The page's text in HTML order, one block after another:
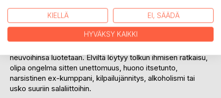
hän ei tahdo olla, mutta neuvoo kyllä mielellään. Elvi on
eläkeläinen ja asuu itsekseen omassa pienessä torpassaan.
Hän on intohimoinen puutarhaharrastaja, eläinystävä ja
maailmanmatkaaja. Elvillä on laaja tuttavapiiri harrastustensa
neuvoihinsa luotetaan. Elviltä löytyy tolkun ihmisen ratkaisu,
olipa ongelma sitten unettomuus, huono itsetunto,
narsistinen ex-kumppani, kilpailujännitys, alkoholismi tai
usko suuriin salaliittoihin.
KIELLÄ EI, SÄÄDÄ
HYVÄKSY KAIKKI